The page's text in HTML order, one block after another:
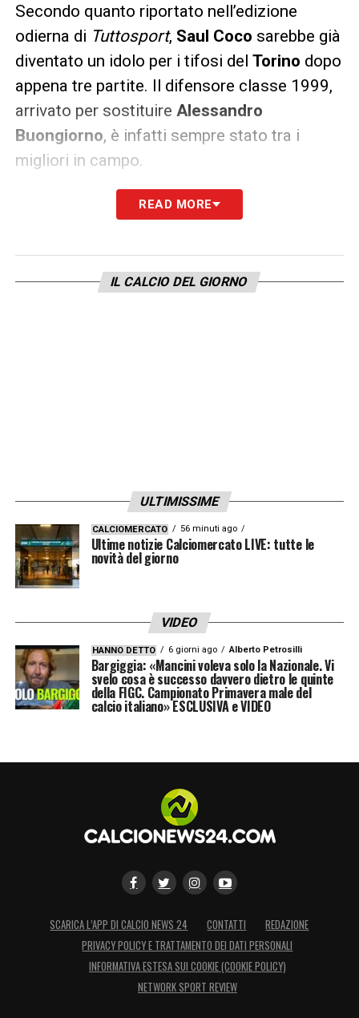
Secondo quanto riportato nell’edizione
odierna di Tuttosport, Saul Coco sarebbe già
diventato un idolo per i tifosi del Torino dopo
appena tre partite. Il difensore classe 1999,
arrivato per sostituire Alessandro
Buongiorno, è infatti sempre stato tra i
migliori in campo.
Il gol vittoria contro il Venezia
mentre addenta una fetta di pizza
all’aeroporto hanno poi contribuito ad
aumentare subito la sua popolarità in
READ MORE
IL CALCIO DEL GIORNO
ULTIMISSIME
CALCIOMERCATO 56 minuti ago
Ultime notizie Calciomercato LIVE: tutte le
novità del giorno
VIDEO
HANNO DETTO 6 giorni ago Alberto Petrosilli
Bargiggia: «Mancini voleva solo la Nazionale. Vi
svelo cosa è successo davvero dietro le quinte
della FIGC. Campionato Primavera male del
calcio italiano» ESCLUSIVA e VIDEO
SCARICA L’APP DI CALCIO NEWS 24 CONTATTI
REDAZIONE
PRIVACY POLICY E TRATTAMENTO DEI DATI PERSONALI
INFORMATIVA ESTESA SUI COOKIE (COOKIE POLICY)
NETWORK SPORT REVIEW